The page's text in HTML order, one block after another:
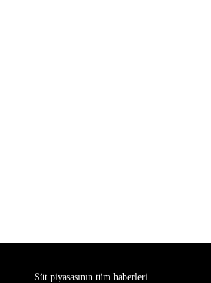
Süt piyasasının tüm haberleri